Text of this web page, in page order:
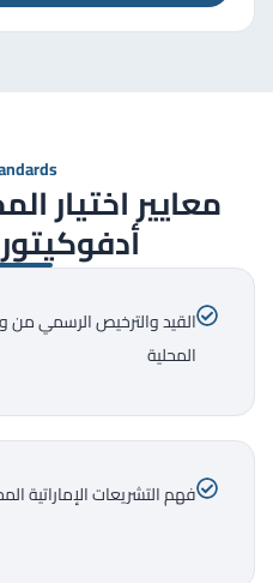
معايير اختيار
أدفوكيتور
القيد والترخيص الرسمي من
المحلية
فهم التشريعات الإماراتية